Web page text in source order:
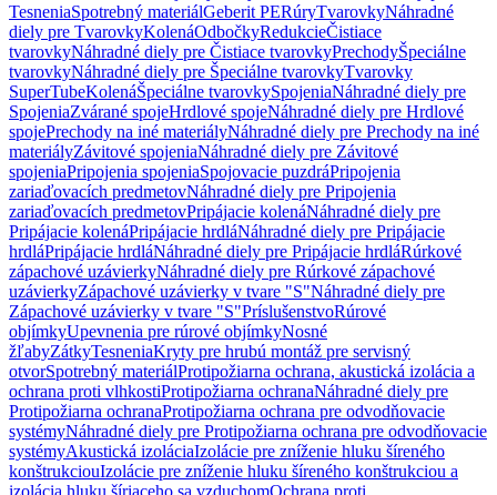
TesneniaSpotrebný materiálGeberit PERúryTvarovkyNáhradné
diely pre TvarovkyKolenáOdbočkyRedukcieČistiace
tvarovkyNáhradné diely pre Čistiace tvarovkyPrechodyŠpeciálne
tvarovkyNáhradné diely pre Špeciálne tvarovkyTvarovky
SuperTubeKolenáŠpeciálne tvarovkySpojeniaNáhradné diely pre
SpojeniaZvárané spojeHrdlové spojeNáhradné diely pre Hrdlové
spojePrechody na iné materiályNáhradné diely pre Prechody na iné
materiályZávitové spojeniaNáhradné diely pre Závitové
spojeniaPripojenia spojeniaSpojovacie puzdráPripojenia
zariaďovacích predmetovNáhradné diely pre Pripojenia
zariaďovacích predmetovPripájacie kolenáNáhradné diely pre
Pripájacie kolenáPripájacie hrdláNáhradné diely pre Pripájacie
hrdláPripájacie hrdláNáhradné diely pre Pripájacie hrdláRúrkové
zápachové uzávierkyNáhradné diely pre Rúrkové zápachové
uzávierkyZápachové uzávierky v tvare "S"Náhradné diely pre
Zápachové uzávierky v tvare "S"PríslušenstvoRúrové
objímkyUpevnenia pre rúrové objímkyNosné
žľabyZátkyTesneniaKryty pre hrubú montáž pre servisný
otvorSpotrebný materiálProtipožiarna ochrana, akustická izolácia a
ochrana proti vlhkostiProtipožiarna ochranaNáhradné diely pre
Protipožiarna ochranaProtipožiarna ochrana pre odvodňovacie
systémyNáhradné diely pre Protipožiarna ochrana pre odvodňovacie
systémyAkustická izoláciaIzolácie pre zníženie hluku šíreného
konštrukciouIzolácie pre zníženie hluku šíreného konštrukciou a
izolácia hluku šíriaceho sa vzduchomOchrana proti